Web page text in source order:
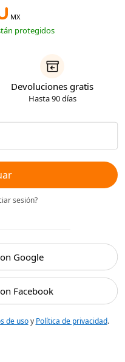
MX
protegidos
Devoluciones gratis
Hasta 90 días
sesión?
Google
Facebook
de usoy Política de privacidad.